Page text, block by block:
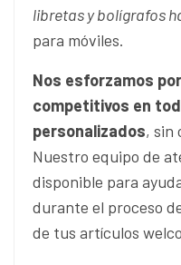
libretas y bolígrafos
para móviles.
Nos esforzamos
competitivos en
personalizados, sin
Nuestro equipo de
disponible para
durante el proceso
de tus artículos